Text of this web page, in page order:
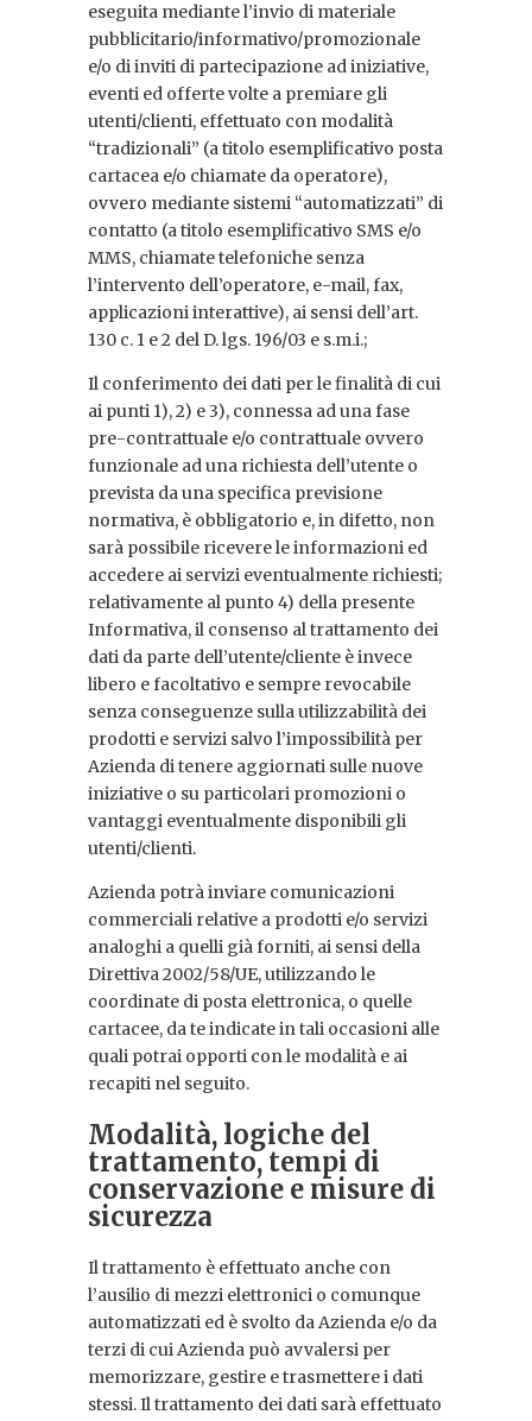
eseguita mediante l’invio di materiale
pubblicitario/informativo/promozionale
e/o di inviti di partecipazione ad iniziative,
eventi ed offerte volte a premiare gli
utenti/clienti, effettuato con modalità
“tradizionali” (a titolo esemplificativo posta
cartacea e/o chiamate da operatore),
ovvero mediante sistemi “automatizzati” di
contatto (a titolo esemplificativo SMS e/o
MMS, chiamate telefoniche senza
l’intervento dell’operatore, e-mail, fax,
applicazioni interattive), ai sensi dell’art.
130 c. 1 e 2 del D. lgs. 196/03 e s.m.i.;
Il conferimento dei dati per le finalità di cui
ai punti 1), 2) e 3), connessa ad una fase
pre-contrattuale e/o contrattuale ovvero
funzionale ad una richiesta dell’utente o
prevista da una specifica previsione
normativa, è obbligatorio e, in difetto, non
sarà possibile ricevere le informazioni ed
accedere ai servizi eventualmente richiesti;
relativamente al punto 4) della presente
Informativa, il consenso al trattamento dei
dati da parte dell’utente/cliente è invece
libero e facoltativo e sempre revocabile
senza conseguenze sulla utilizzabilità dei
prodotti e servizi salvo l’impossibilità per
Azienda di tenere aggiornati sulle nuove
iniziative o su particolari promozioni o
vantaggi eventualmente disponibili gli
utenti/clienti.
Azienda potrà inviare comunicazioni
commerciali relative a prodotti e/o servizi
analoghi a quelli già forniti, ai sensi della
Direttiva 2002/58/UE, utilizzando le
coordinate di posta elettronica, o quelle
cartacee, da te indicate in tali occasioni alle
quali potrai opporti con le modalità e ai
recapiti nel seguito.
Modalità, logiche del
trattamento, tempi di
conservazione e misure di
sicurezza
Il trattamento è effettuato anche con
l’ausilio di mezzi elettronici o comunque
automatizzati ed è svolto da Azienda e/o da
terzi di cui Azienda può avvalersi per
memorizzare, gestire e trasmettere i dati
stessi. Il trattamento dei dati sarà effettuato